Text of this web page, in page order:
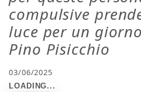
compulsive
luce per un
Pino Pisicchio
03/06/2025